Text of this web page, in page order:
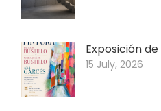
Exposición
15 July, 2026